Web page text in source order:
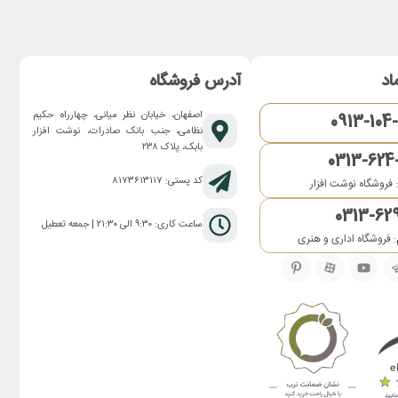
0913-
0313-
نوشت افزار
0313-
فروشگاه اداری و هنری
آدرس فروشگاه
اصفهان، خیابان نظر میانی، چهارراه حکیم
نظامی، جنب بانک صادرات، نوشت افزار
بابک، پلاک ۲۳۸
کد پستی: ۸۱۷۳۶۱۳۱۱۷
ساعت کاری: ۹:۳۰ الی ۲۱:۳۰ | جمعه تعطیل